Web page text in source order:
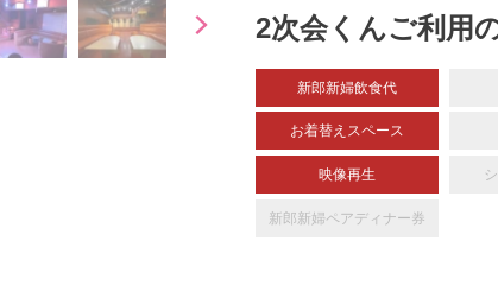
2次会くんご利用
新郎新婦飲食代
お着替えスペース
映像再生
新郎新婦ペアディナー券